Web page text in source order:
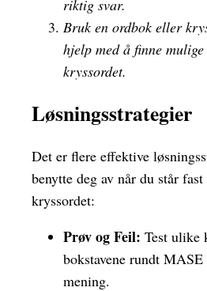
riktig svar.
Bruk en ordbok eller
hjelp med å finne
kryssordet.
Løsningsstrategier
Det er flere effektive
benytte deg av når du står
kryssordet:
Prøv og Feil: Test ulike
bokstavene rundt
mening.